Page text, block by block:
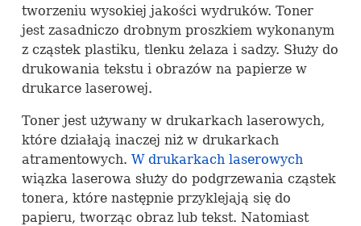
tworzeniu wysokiej jakości wydruków. Toner
jest zasadniczo drobnym proszkiem wykonanym
z cząstek plastiku, tlenku żelaza i sadzy. Służy do
drukowania tekstu i obrazów na papierze w
drukarce laserowej.
Toner jest używany w drukarkach laserowych,
które działają inaczej niż w drukarkach
atramentowych. W drukarkach laserowych
wiązka laserowa służy do podgrzewania cząstek
tonera, które następnie przyklejają się do
papieru, tworząc obraz lub tekst. Natomiast